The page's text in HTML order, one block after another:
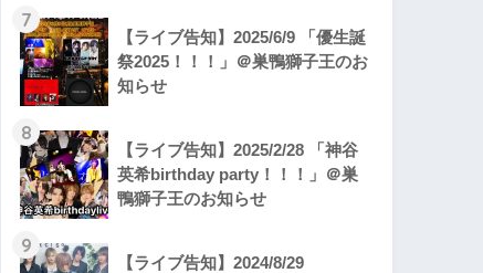
7
【ライブ告知】2025/6/9 「優生誕
祭2025！！！」＠巣鴨獅子王のお
知らせ
8
【ライブ告知】2025/2/28 「神谷
英希birthday party！！！」＠巣
鴨獅子王のお知らせ
9
【ライブ告知】2024/8/29